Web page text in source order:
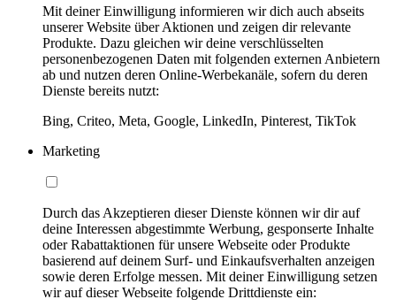
Mit deiner Einwilligung informieren wir dich auch abseits
unserer Website über Aktionen und zeigen dir relevante
Produkte. Dazu gleichen wir deine verschlüsselten
personenbezogenen Daten mit folgenden externen Anbietern
ab und nutzen deren Online-Werbekanäle, sofern du deren
Dienste bereits nutzt:
Bing, Criteo, Meta, Google, LinkedIn, Pinterest, TikTok
Marketing
Durch das Akzeptieren dieser Dienste können wir dir auf
deine Interessen abgestimmte Werbung, gesponserte Inhalte
oder Rabattaktionen für unsere Webseite oder Produkte
basierend auf deinem Surf- und Einkaufsverhalten anzeigen
sowie deren Erfolge messen. Mit deiner Einwilligung setzen
wir auf dieser Webseite folgende Drittdienste ein: